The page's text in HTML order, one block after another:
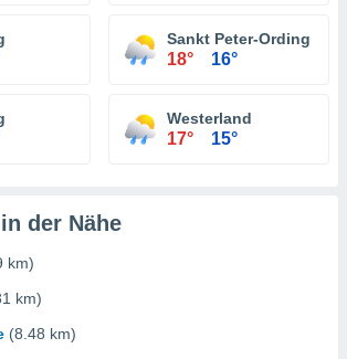
Sankt Peter-Ording
18° 16°
Westerland
17° 15°
der Nähe
km)
km)
(8.48 km)